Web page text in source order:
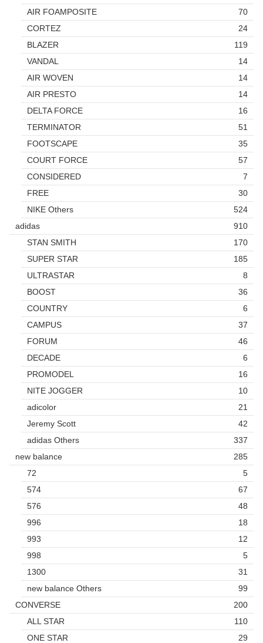
AIR FOAMPOSITE
70
CORTEZ
24
BLAZER
119
VANDAL
14
AIR WOVEN
14
AIR PRESTO
14
DELTA FORCE
16
TERMINATOR
51
FOOTSCAPE
35
COURT FORCE
57
CONSIDERED
7
FREE
30
NIKE Others
524
adidas
910
STAN SMITH
170
SUPER STAR
185
ULTRASTAR
8
BOOST
36
COUNTRY
6
CAMPUS
37
FORUM
46
DECADE
6
PROMODEL
16
NITE JOGGER
10
adicolor
21
Jeremy Scott
42
adidas Others
337
new balance
285
72
5
574
67
576
48
996
18
993
12
998
5
1300
31
new balance Others
99
CONVERSE
200
ALL STAR
110
ONE STAR
29